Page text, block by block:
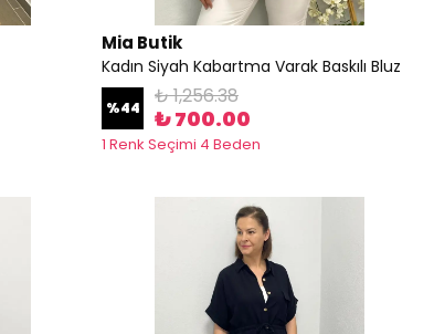
Mia Butik
Kadın Siyah Kabartma Varak Baskılı Bluz
%44 ₺ 1,256.38
₺ 700.00
1 Renk Seçimi 4 Beden